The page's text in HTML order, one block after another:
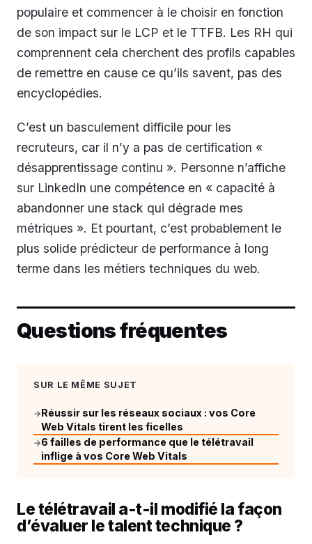
populaire et commencer à le choisir en fonction
de son impact sur le LCP et le TTFB. Les RH qui
comprennent cela cherchent des profils capables
de remettre en cause ce qu’ils savent, pas des
encyclopédies.
C’est un basculement difficile pour les
recruteurs, car il n’y a pas de certification «
désapprentissage continu ». Personne n’affiche
sur LinkedIn une compétence en « capacité à
abandonner une stack qui dégrade mes
métriques ». Et pourtant, c’est probablement le
plus solide prédicteur de performance à long
terme dans les métiers techniques du web.
Questions fréquentes
SUR LE MÊME SUJET
→Réussir sur les réseaux sociaux : vos Core
Web Vitals tirent les ficelles
→6 failles de performance que le télétravail
inflige à vos Core Web Vitals
Le télétravail a-t-il modifié la façon
d’évaluer le talent technique ?